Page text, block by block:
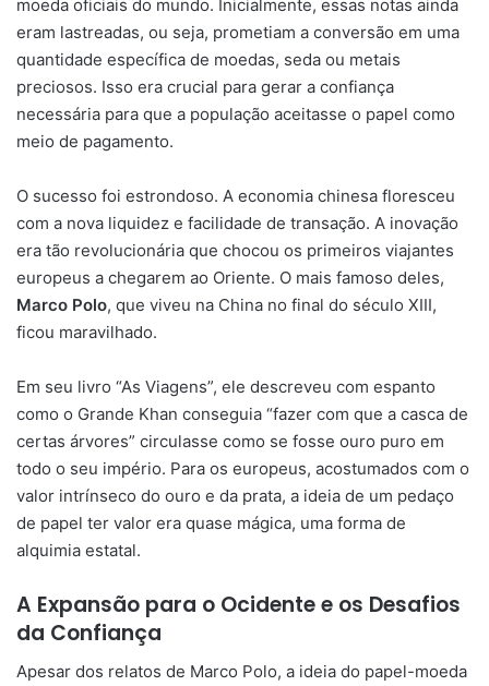
moeda oficiais do mundo. Inicialmente, essas notas ainda
eram lastreadas, ou seja, prometiam a conversão em uma
quantidade específica de moedas, seda ou metais
preciosos. Isso era crucial para gerar a confiança
necessária para que a população aceitasse o papel como
meio de pagamento.
O sucesso foi estrondoso. A economia chinesa floresceu
com a nova liquidez e facilidade de transação. A inovação
era tão revolucionária que chocou os primeiros viajantes
europeus a chegarem ao Oriente. O mais famoso deles,
Marco Polo, que viveu na China no final do século XIII,
ficou maravilhado.
Em seu livro “As Viagens”, ele descreveu com espanto
como o Grande Khan conseguia “fazer com que a casca de
certas árvores” circulasse como se fosse ouro puro em
todo o seu império. Para os europeus, acostumados com o
valor intrínseco do ouro e da prata, a ideia de um pedaço
de papel ter valor era quase mágica, uma forma de
alquimia estatal.
A Expansão para o Ocidente e os Desafios
da Confiança
Apesar dos relatos de Marco Polo, a ideia do papel-moeda